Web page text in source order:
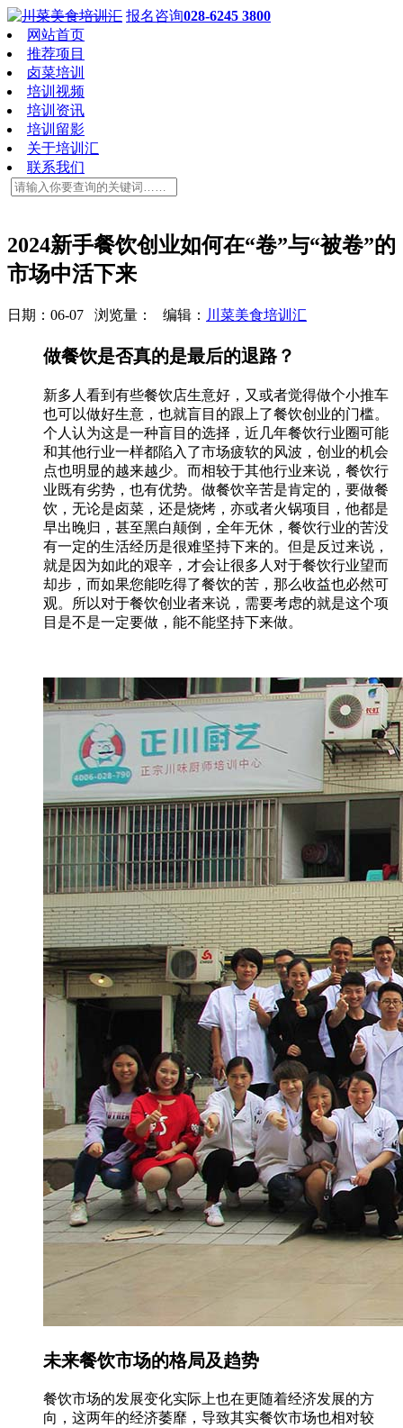
报名咨询028-6245 3800
网站首页
推荐项目
卤菜培训
培训视频
培训资讯
培训留影
关于培训汇
联系我们
2024新手餐饮创业如何在“卷”与“被卷”的
市场中活下来
日期：06-07 浏览量： 编辑： 川菜美食培训汇
做餐饮是否真的是最后的退路？
新多人看到有些餐饮店生意好，又或者觉得做个小推车
也可以做好生意，也就盲目的跟上了餐饮创业的门槛。
个人认为这是一种盲目的选择，近几年餐饮行业圈可能
和其他行业一样都陷入了市场疲软的风波，创业的机会
点也明显的越来越少。而相较于其他行业来说，餐饮行
业既有劣势，也有优势。做餐饮辛苦是肯定的，要做餐
饮，无论是卤菜，还是烧烤，亦或者火锅项目，他都是
早出晚归，甚至黑白颠倒，全年无休，餐饮行业的苦没
有一定的生活经历是很难坚持下来的。但是反过来说，
就是因为如此的艰辛，才会让很多人对于餐饮行业望而
却步，而如果您能吃得了餐饮的苦，那么收益也必然可
观。所以对于餐饮创业者来说，需要考虑的就是这个项
目是不是一定要做，能不能坚持下来做。
未来餐饮市场的格局及趋势
餐饮市场的发展变化实际上也在更随着经济发展的方
向，这两年的经济萎靡，导致其实餐饮市场也相对较